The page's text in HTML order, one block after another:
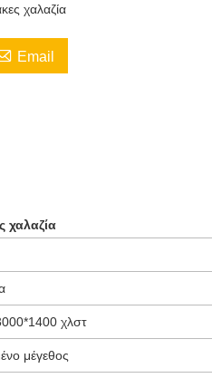
χαλαζία
Email
χαλαζία
χλστ
μέγεθος